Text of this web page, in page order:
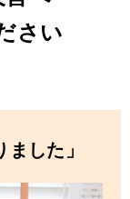
さい
した」